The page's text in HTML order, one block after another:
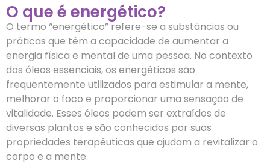
O que é energético?
O termo “energético” refere-se a substâncias ou
práticas que têm a capacidade de aumentar a
energia física e mental de uma pessoa. No contexto
dos óleos essenciais, os energéticos são
frequentemente utilizados para estimular a mente,
melhorar o foco e proporcionar uma sensação de
vitalidade. Esses óleos podem ser extraídos de
diversas plantas e são conhecidos por suas
propriedades terapêuticas que ajudam a revitalizar o
corpo e a mente.